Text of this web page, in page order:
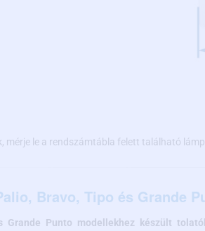
mérje le a rendszámtábla felett található
Bravo, Tipo és Grande
Punto modellekhez készült